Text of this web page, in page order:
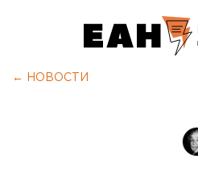
← НОВОСТИ